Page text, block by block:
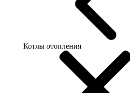
Котлы отопления